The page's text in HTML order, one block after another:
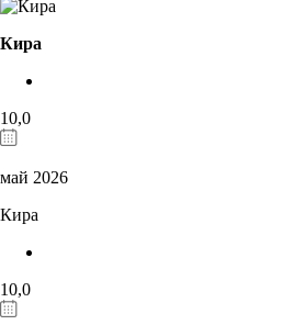
Кира
10,0
май 2026
Кира
10,0